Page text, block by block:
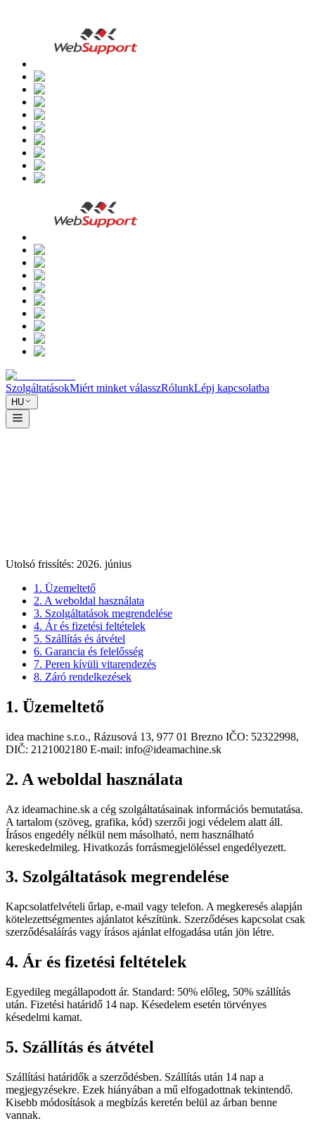
SzolgáltatásokMiért minket válasszRólunkLépj kapcsolatba
HU
Utolsó frissítés: 2026. június
1. Üzemeltető
2. A weboldal használata
3. Szolgáltatások megrendelése
4. Ár és fizetési feltételek
5. Szállítás és átvétel
6. Garancia és felelősség
7. Peren kívüli vitarendezés
8. Záró rendelkezések
1. Üzemeltető
idea machine s.r.o., Rázusová 13, 977 01 Brezno IČO: 52322998,
DIČ: 2121002180 E-mail: info@ideamachine.sk
2. A weboldal használata
Az ideamachine.sk a cég szolgáltatásainak információs bemutatása.
A tartalom (szöveg, grafika, kód) szerzői jogi védelem alatt áll.
Írásos engedély nélkül nem másolható, nem használható
kereskedelmileg. Hivatkozás forrásmegjelöléssel engedélyezett.
3. Szolgáltatások megrendelése
Kapcsolatfelvételi űrlap, e-mail vagy telefon. A megkeresés alapján
kötelezettségmentes ajánlatot készítünk. Szerződéses kapcsolat csak
szerződésaláírás vagy írásos ajánlat elfogadása után jön létre.
4. Ár és fizetési feltételek
Egyedileg megállapodott ár. Standard: 50% előleg, 50% szállítás
után. Fizetési határidő 14 nap. Késedelem esetén törvényes
késedelmi kamat.
5. Szállítás és átvétel
Szállítási határidők a szerződésben. Szállítás után 14 nap a
megjegyzésekre. Ezek hiányában a mű elfogadottnak tekintendő.
Kisebb módosítások a megbízás keretén belül az árban benne
vannak.